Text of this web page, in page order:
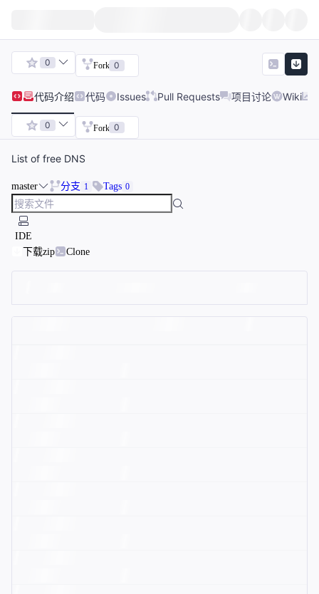
0 Fork 0
代码介绍 代码 Issues Pull Requests 项目讨论 Wiki
0 Fork 0
List of free DNS
master 分支 1 Tags 0
IDE
下载zip
Clone